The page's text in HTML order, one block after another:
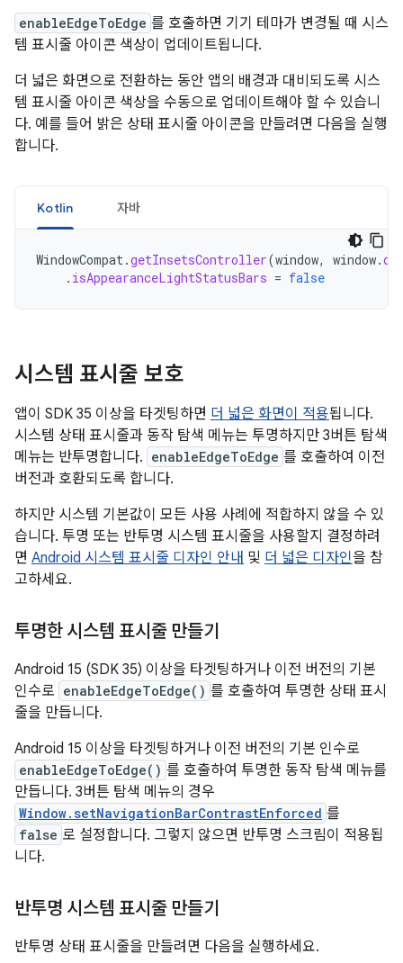
enableEdgeToEdge 를 호출하면 기기 테마가 변경될 때 시스
템 표시줄 아이콘 색상이 업데이트됩니다.
더 넓은 화면으로 전환하는 동안 앱의 배경과 대비되도록 시스
템 표시줄 아이콘 색상을 수동으로 업데이트해야 할 수 있습니
다. 예를 들어 밝은 상태 표시줄 아이콘을 만들려면 다음을 실행
합니다.
Kotlin 자바
WindowCompat.getInsetsController(window, window.
. isAppearanceLightStatusBars = false
시스템 표시줄 보호
앱이 SDK 35 이상을 타겟팅하면 더 넓은 화면이 적용됩니다.
시스템 상태 표시줄과 동작 탐색 메뉴는 투명하지만 3버튼 탐색
메뉴는 반투명합니다. enableEdgeToEdge 를 호출하여 이전
버전과 호환되도록 합니다.
하지만 시스템 기본값이 모든 사용 사례에 적합하지 않을 수 있
습니다. 투명 또는 반투명 시스템 표시줄을 사용할지 결정하려
면 Android 시스템 표시줄 디자인 안내 및 더 넓은 디자인을 참
고하세요.
투명한 시스템 표시줄 만들기
Android 15 (SDK 35) 이상을 타겟팅하거나 이전 버전의 기본
인수로 enableEdgeToEdge() 를 호출하여 투명한 상태 표시
줄을 만듭니다.
Android 15 이상을 타겟팅하거나 이전 버전의 기본 인수로
enableEdgeToEdge() 를 호출하여 투명한 동작 탐색 메뉴를
만듭니다. 3버튼 탐색 메뉴의 경우
Window.setNavigationBarContrastEnforced 를
false 로 설정합니다. 그렇지 않으면 반투명 스크림이 적용됩
니다.
반투명 시스템 표시줄 만들기
반투명 상태 표시줄을 만들려면 다음을 실행하세요.